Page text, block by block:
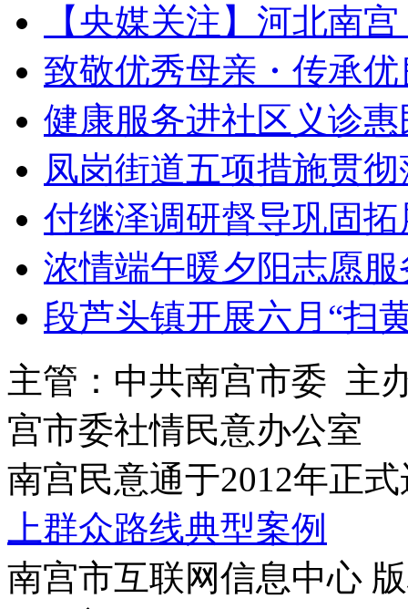
【央媒关注】河北南
致敬优秀母亲・传承
健康服务进社区义诊
凤岗街道五项措施贯
付继泽调研督导巩固
浓情端午暖夕阳志愿
段芦头镇开展六月“扫
主管：中共南宫市委 主
宫市委社情民意办公室
南宫民意通于2012年正
上群众路线典型案例
南宫市互联网信息中心